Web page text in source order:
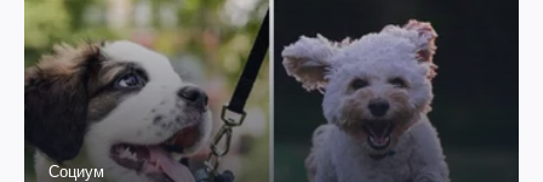
Социум